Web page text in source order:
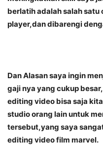
berlatih adalah salah satu
player,dan dibarengi
Dan Alasan saya ingin
gaji nya yang cukup
editing video bisa saja
studio orang lain untuk
tersebut,yang saya
editing video film marvel.